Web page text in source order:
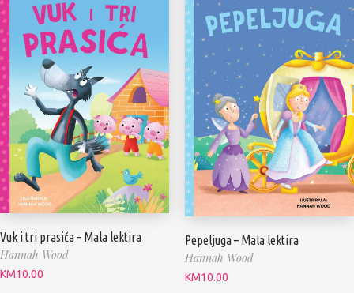
Vuk i tri prasića – Mala lektira
Hannah Wood
KM10.00
Pepeljuga – Mala lektira
Hannah Wood
KM10.00